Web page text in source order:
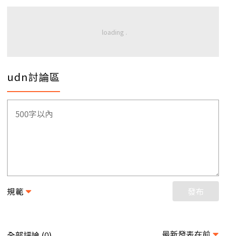
udn討論區
規範 發布